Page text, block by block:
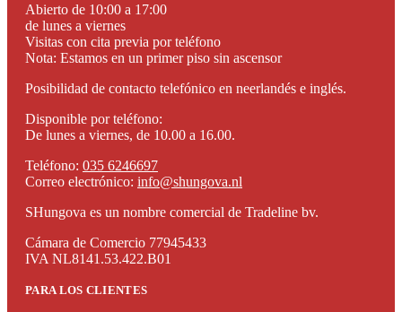
Abierto de 10:00 a 17:00
de lunes a viernes
Visitas con cita previa por teléfono
Nota: Estamos en un primer piso sin ascensor
Posibilidad de contacto telefónico en neerlandés e inglés.
Disponible por teléfono:
De lunes a viernes, de 10.00 a 16.00.
Teléfono: 035 6246697
Correo electrónico: info@shungova.nl
SHungova es un nombre comercial de Tradeline bv.
Cámara de Comercio 77945433
IVA NL8141.53.422.B01
PARA LOS CLIENTES